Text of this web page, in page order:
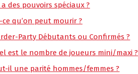
a des pouvoirs spéciaux ?
ce qu’on peut mourir ?
Party Débutants ou Confirmés ?
est le nombre de joueurs mini/maxi ?
il une parité hommes/femmes ?